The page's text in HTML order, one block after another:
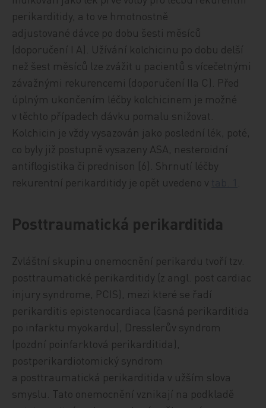
perikarditidy, a to ve hmotnostně
adjustované dávce po dobu šesti měsíců
(doporučení I A). Užívání kolchicinu po dobu delší
než šest měsíců lze zvážit u pacientů s vícečetnými
závažnými rekurencemi (doporučení IIa C). Před
úplným ukončením léčby kolchicinem je možné
v těchto případech dávku pomalu snižovat.
Kolchicin je vždy vysazován jako poslední lék, poté,
co byly již postupně vysazeny ASA, nesteroidní
antiflogistika či prednison [6]. Shrnutí léčby
rekurentní perikarditidy je opět uvedeno v
Posttraumatická perikarditida
Zvláštní skupinu onemocnění perikardu tvoří tzv.
posttraumatické perikarditidy (z angl. post cardiac
injury syndrome, PCIS), mezi které se řadí
perikarditis epistenocardiaca (časná perikarditida
po infarktu myokardu), Dresslerův syndrom
(pozdní poinfarktová perikarditida),
postperikardiotomický syndrom
a posttraumatická perikarditida v užším slova
smyslu. Tato onemocnění vznikají na podkladě